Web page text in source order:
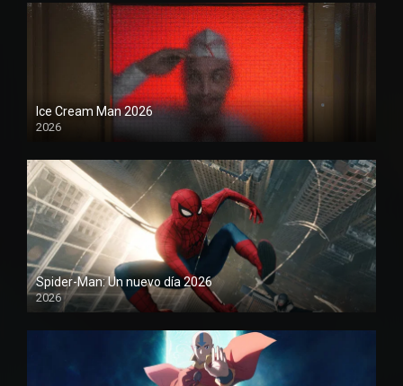
Ice Cream Man 2026
2026
Spider-Man: Un nuevo día 2026
2026
1080P